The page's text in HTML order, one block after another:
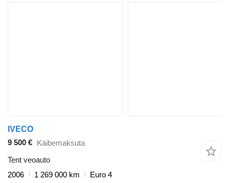
IVECO
9 500 € Käibemaksuta
Tent veoauto
2006
1 269 000 km
Euro 4